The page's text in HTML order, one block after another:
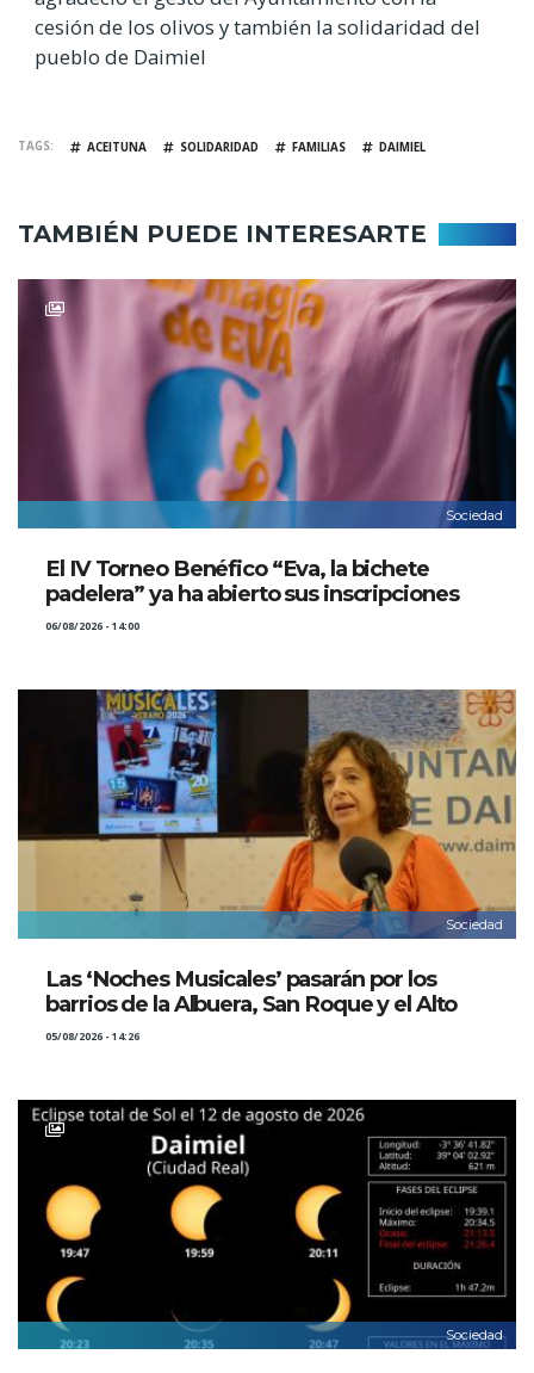
cesión de los olivos y también la solidaridad del
pueblo de Daimiel
TAGS ACEITUNA SOLIDARIDAD FAMILIAS DAIMIEL
TAMBIÉN PUEDE INTERESARTE
Sociedad
El IV Torneo Benéfico “Eva, la bichete
padelera” ya ha abierto sus inscripciones
06/08/2026 - 14:00
Sociedad
Las ‘Noches Musicales’ pasarán por los
barrios de la Albuera, San Roque y el Alto
05/08/2026 - 14:26
Sociedad